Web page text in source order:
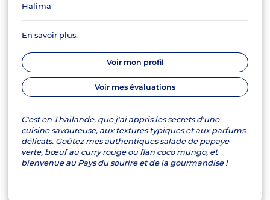
Halima
En savoir plus.
Voir mon profil
Voir mes évaluations
C'est en Thaïlande, que j'ai appris les secrets d'une
cuisine savoureuse, aux textures typiques et aux parfums
délicats. Goûtez mes authentiques salade de papaye
verte, bœuf au curry rouge ou flan coco mungo, et
bienvenue au Pays du sourire et de la gourmandise !